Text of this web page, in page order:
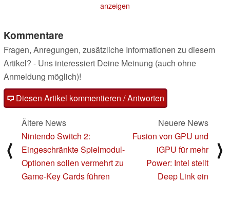
anzeigen
Kommentare
Fragen, Anregungen, zusätzliche Informationen zu diesem
Artikel? - Uns interessiert Deine Meinung (auch ohne
Anmeldung möglich)!
Diesen Artikel kommentieren / Antworten
⟨
Ältere News
Nintendo Switch 2:
Eingeschränkte Spielmodul-
Optionen sollen vermehrt zu
Game-Key Cards führen
Neuere News
Fusion von GPU und
iGPU für mehr
Power: Intel stellt
Deep Link ein
⟩